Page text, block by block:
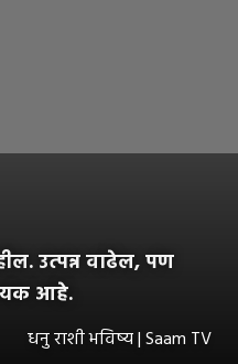
उत्पन्न वाढेल, पण
आहे.
धनु राशी भविष्य | Saam TV